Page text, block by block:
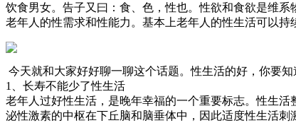
饮食男女。告子又曰：食、色，性也。性欲和食欲是维
老年人的性需求和性能力。基本上老年人的性生活可以持
今天就和大家好好聊一聊这个话题。性生活的好，你要
1、长寿不能少了性生活
老年人过好性生活，是晚年幸福的一个重要标志。性生
泌性激素的中枢在下丘脑和脑垂体中，因此适度性生活